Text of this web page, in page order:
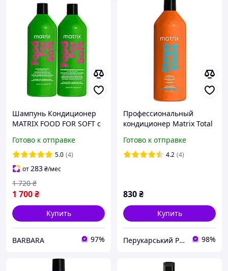
Шампунь Кондиционер
MATRIX FOOD FOR SOFT с
гиалуроновой кислот
2000 мл
Готово к отправке
5.0 (4)
от283₴/мес
1 700₴
1 720 ₴
Купить
BARBARA 97%
Профессиональный
кондиционер Matrix Total
гладкости непослушных
волос 1000 мл
Готово к отправке
4.2 (4)
830₴
Купить
Перукарський Рай 98%